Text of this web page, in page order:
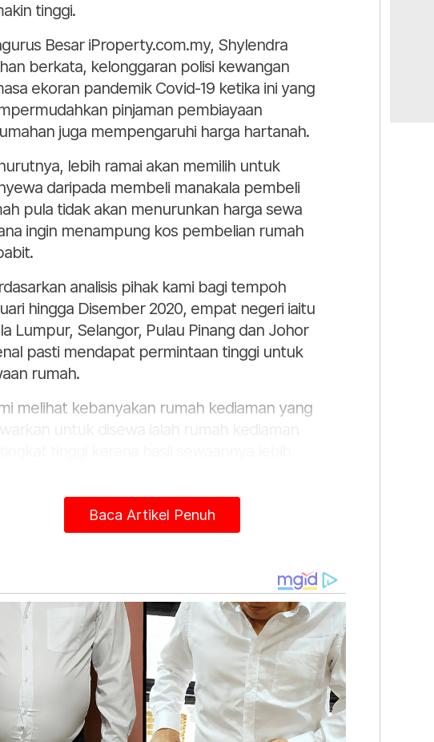
tinggi.
Besar iProperty.com.my, Shylendra
berkata, kelonggaran polisi kewangan
ekoran pandemik Covid-19 ketika ini yang
pinjaman pembiayaan
juga mempengaruhi harga hartanah.
lebih ramai akan memilih untuk
daripada membeli manakala pembeli
pula tidak akan menurunkan harga sewa
ingin menampung kos pembelian rumah
analisis pihak kami bagi tempoh
hingga Disember 2020, empat negeri iaitu
Lumpur, Selangor, Pulau Pinang dan Johor
pasti mendapat permintaan tinggi untuk
rumah.
melihat kebanyakan rumah kediaman yang
jenis harta tanah kediaman bertingkat tinggi
menjadi pilihan kebanyakan penyewa ialah
kepada Sinar Harian.Ujar beliau, pada
lepas, harga rumah teres meningkat kepada
apabila situasi semasa menunjukkan ramai
kediaman lebih selesa dan menyebabkan
bertingkat mengalami purata penurunan
RM100.
Baca Artikel Penuh